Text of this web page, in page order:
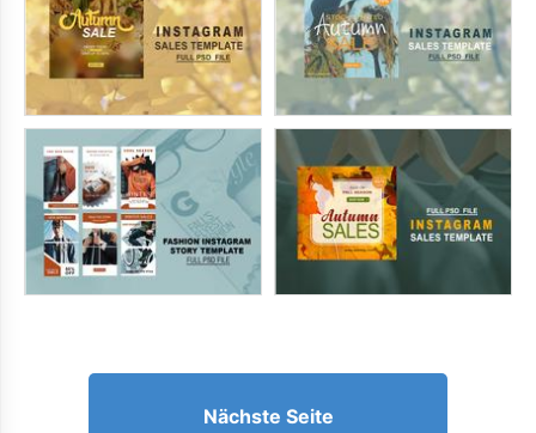
Nächste Seite